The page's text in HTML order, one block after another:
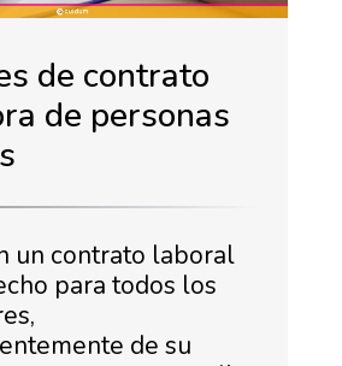
de contrato
de personas
un contrato laboral
para todos los
de su